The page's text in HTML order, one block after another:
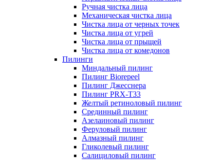
Ручная чистка лица
Механическая чистка лица
Чистка лица от черных точек
Чистка лица от угрей
Чистка лица от прыщей
Чистка лица от комедонов
Пилинги
Миндальный пилинг
Пилинг Biorepeel
Пилинг Джесснера
Пилинг PRX-T33
Желтый ретиноловый пилинг
Срединный пилинг
Азелаиновый пилинг
Феруловый пилинг
Алмазный пилинг
Гликолевый пилинг
Салициловый пилинг